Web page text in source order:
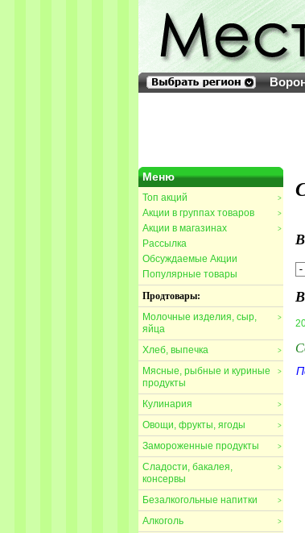
Меню
>
Топ акций
>
Акции в группах товаров
>
Акции в магазинах
Рассылка
Обсуждаемые Акции
Популярные товары
Продтовары:
>
Молочные изделия, сыр,
яйца
>
Хлеб, выпечка
>
Мясные, рыбные и куриные
продукты
>
Кулинария
>
Овощи, фрукты, ягоды
>
Замороженные продукты
>
Сладости, бакалея,
консервы
>
Безалкогольные напитки
>
Алкоголь